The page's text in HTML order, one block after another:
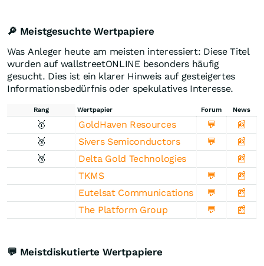
🔎 Meistgesuchte Wertpapiere
Was Anleger heute am meisten interessiert: Diese Titel
wurden auf wallstreetONLINE besonders häufig
gesucht. Dies ist ein klarer Hinweis auf gesteigertes
Informationsbedürfnis oder spekulatives Interesse.
Rang Wertpapier Forum News
🥇 GoldHaven Resources 💬
📰
🥈
Sivers Semiconductors 💬
📰
🥉
Delta Gold Technologies
📰
TKMS
💬
📰
Eutelsat Communications
💬
📰
The Platform Group
💬 📰
💬 Meistdiskutierte Wertpapiere